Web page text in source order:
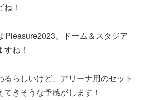
！
Pleasure2023、ドーム＆スタジア
ね！
るらしいけど、アリーナ用のセット
きそうな予感がします！